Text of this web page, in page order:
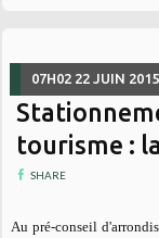
07H02 22 JUIN 2015
tourisme :
SHARE
Au pré-conseil